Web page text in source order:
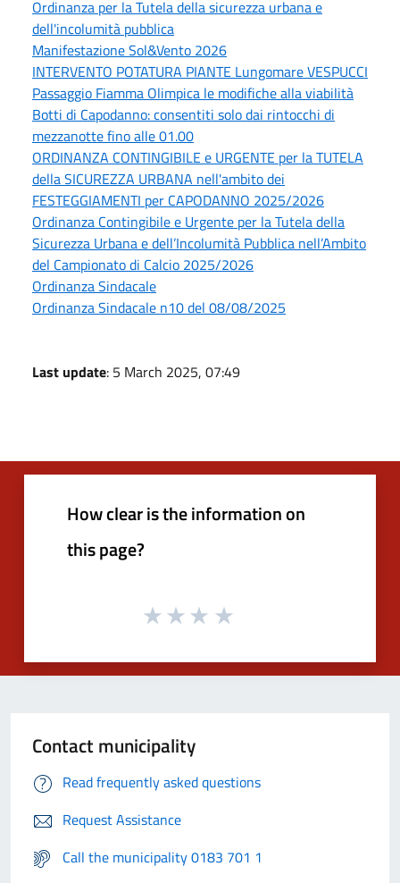
Ordinanza per la Tutela della sicurezza urbana e
dell'incolumità pubblica
Manifestazione Sol&Vento 2026
INTERVENTO POTATURA PIANTE Lungomare VESPUCCI
Passaggio Fiamma Olimpica le modifiche alla viabilità
Botti di Capodanno: consentiti solo dai rintocchi di
mezzanotte fino alle 01.00
ORDINANZA CONTINGIBILE e URGENTE per la TUTELA
della SICUREZZA URBANA nell'ambito dei
FESTEGGIAMENTI per CAPODANNO 2025/2026
Ordinanza Contingibile e Urgente per la Tutela della
Sicurezza Urbana e dell’Incolumità Pubblica nell’Ambito
del Campionato di Calcio 2025/2026
Ordinanza Sindacale
Ordinanza Sindacale n10 del 08/08/2025
Last update: 5 March 2025, 07:49
How clear is the information on
this page?
Contact municipality
Read frequently asked questions
Request Assistance
Call the municipality 0183 701 1